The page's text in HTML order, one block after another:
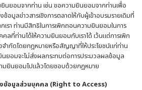
ยอมจากท่าน เช่น ขอความยินยอมจากท่านเพื่อ
อมูลข่าวสารเชิงการตลาดให้กับผู้เข้าอบรมรายเดิมที่
กเรา ท่านมีสิทธิในการเพิกถอนความยินยอมในการ
ที่ท่านได้ให้ความยินยอมกับเราได้ เว้นแต่การเพิก
ำกัดโดยกฎหมายหรือสัญญาที่ให้ประโยชน์แก่ท่าน
ยอมจะไม่ส่งผลกระทบต่อการประมวลผลข้อมูล
มยินยอมไปแล้วโดยชอบด้วยกฎหมาย
งข้อมูลส่วนบุคคล (Right to Access)